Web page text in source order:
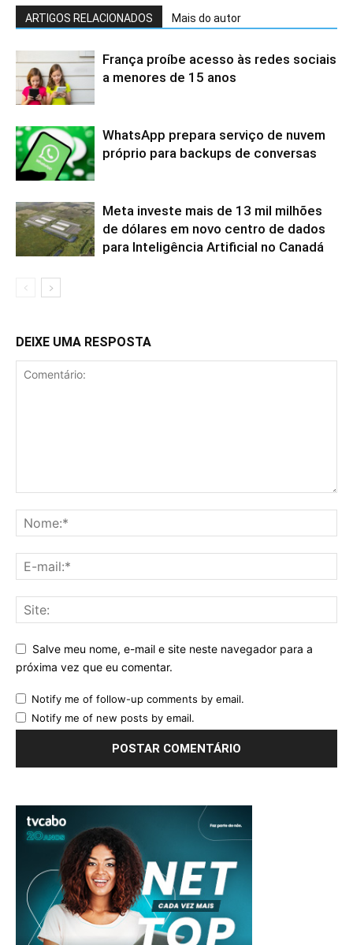
ARTIGOS RELACIONADOS Mais do autor
França proíbe acesso às redes sociais
a menores de 15 anos
WhatsApp prepara serviço de nuvem
próprio para backups de conversas
Meta investe mais de 13 mil milhões
de dólares em novo centro de dados
para Inteligência Artificial no Canadá
DEIXE UMA RESPOSTA
Salve meu nome, e-mail e site neste navegador para a
próxima vez que eu comentar.
Notify me of follow-up comments by email.
Notify me of new posts by email.